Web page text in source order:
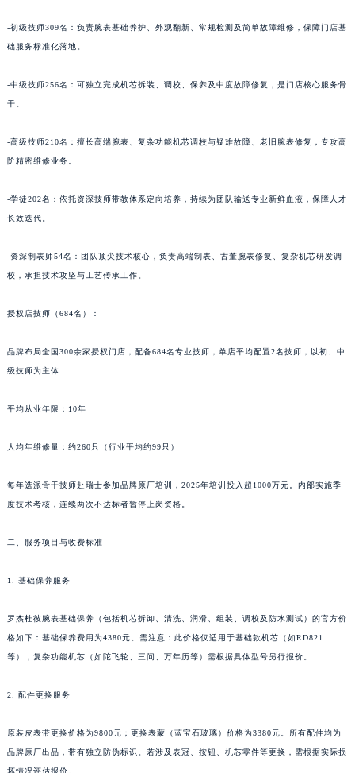
-初级技师309名：负责腕表基础养护、外观翻新、常规检测及简单故障维修，保障门店基
础服务标准化落地。
-中级技师256名：可独立完成机芯拆装、调校、保养及中度故障修复，是门店核心服务骨
干。
-高级技师210名：擅长高端腕表、复杂功能机芯调校与疑难故障、老旧腕表修复，专攻高
阶精密维修业务。
-学徒202名：依托资深技师带教体系定向培养，持续为团队输送专业新鲜血液，保障人才
长效迭代。
-资深制表师54名：团队顶尖技术核心，负责高端制表、古董腕表修复、复杂机芯研发调
校，承担技术攻坚与工艺传承工作。
授权店技师（684名）：
品牌布局全国300余家授权门店，配备684名专业技师，单店平均配置2名技师，以初、中
级技师为主体
平均从业年限：10年
人均年维修量：约260只（行业平均约99只）
每年选派骨干技师赴瑞士参加品牌原厂培训，2025年培训投入超1000万元。内部实施季
度技术考核，连续两次不达标者暂停上岗资格。
二、服务项目与收费标准
1. 基础保养服务
罗杰杜彼腕表基础保养（包括机芯拆卸、清洗、润滑、组装、调校及防水测试）的官方价
格如下：基础保养费用为4380元。需注意：此价格仅适用于基础款机芯（如RD821
等），复杂功能机芯（如陀飞轮、三问、万年历等）需根据具体型号另行报价。
2. 配件更换服务
原装皮表带更换价格为9800元；更换表蒙（蓝宝石玻璃）价格为3380元。所有配件均为
品牌原厂出品，带有独立防伪标识。若涉及表冠、按钮、机芯零件等更换，需根据实际损